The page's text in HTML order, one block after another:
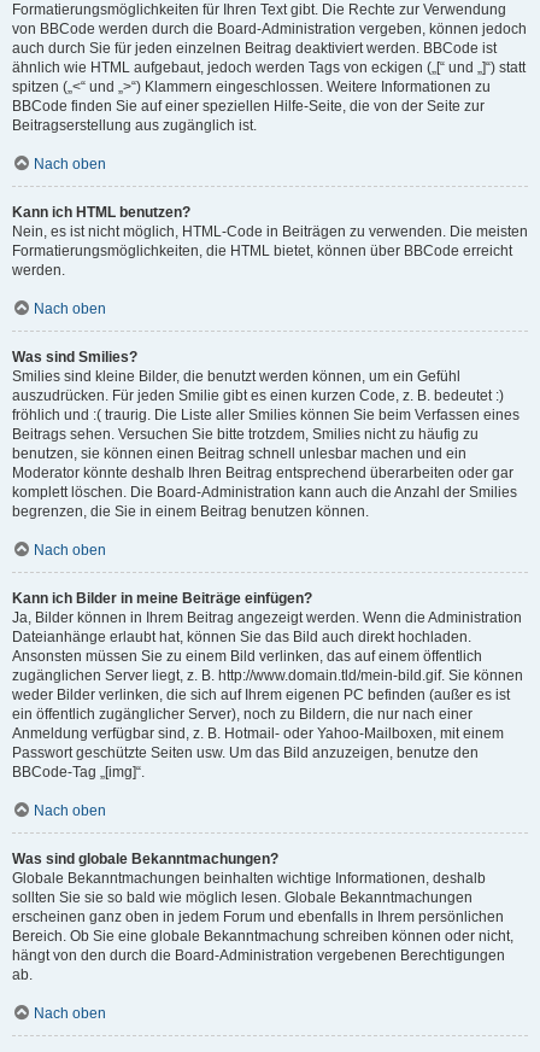
Formatierungsmöglichkeiten für Ihren Text gibt. Die Rechte zur Verwendung
von BBCode werden durch die Board-Administration vergeben, können jedoch
auch durch Sie für jeden einzelnen Beitrag deaktiviert werden. BBCode ist
ähnlich wie HTML aufgebaut, jedoch werden Tags von eckigen („[“ und „]“) statt
spitzen („<“ und „>“) Klammern eingeschlossen. Weitere Informationen zu
BBCode finden Sie auf einer speziellen Hilfe-Seite, die von der Seite zur
Beitragserstellung aus zugänglich ist.
Nach oben
Kann ich HTML benutzen?
Nein, es ist nicht möglich, HTML-Code in Beiträgen zu verwenden. Die meisten
Formatierungsmöglichkeiten, die HTML bietet, können über BBCode erreicht
werden.
Nach oben
Was sind Smilies?
Smilies sind kleine Bilder, die benutzt werden können, um ein Gefühl
auszudrücken. Für jeden Smilie gibt es einen kurzen Code, z. B. bedeutet :)
fröhlich und :( traurig. Die Liste aller Smilies können Sie beim Verfassen eines
Beitrags sehen. Versuchen Sie bitte trotzdem, Smilies nicht zu häufig zu
benutzen, sie können einen Beitrag schnell unlesbar machen und ein
Moderator könnte deshalb Ihren Beitrag entsprechend überarbeiten oder gar
komplett löschen. Die Board-Administration kann auch die Anzahl der Smilies
begrenzen, die Sie in einem Beitrag benutzen können.
Nach oben
Kann ich Bilder in meine Beiträge einfügen?
Ja, Bilder können in Ihrem Beitrag angezeigt werden. Wenn die Administration
Dateianhänge erlaubt hat, können Sie das Bild auch direkt hochladen.
Ansonsten müssen Sie zu einem Bild verlinken, das auf einem öffentlich
zugänglichen Server liegt, z. B. http://www.domain.tld/mein-bild.gif. Sie können
weder Bilder verlinken, die sich auf Ihrem eigenen PC befinden (außer es ist
ein öffentlich zugänglicher Server), noch zu Bildern, die nur nach einer
Anmeldung verfügbar sind, z. B. Hotmail- oder Yahoo-Mailboxen, mit einem
Passwort geschützte Seiten usw. Um das Bild anzuzeigen, benutze den
BBCode-Tag „[img]“.
Nach oben
Was sind globale Bekanntmachungen?
Globale Bekanntmachungen beinhalten wichtige Informationen, deshalb
sollten Sie sie so bald wie möglich lesen. Globale Bekanntmachungen
erscheinen ganz oben in jedem Forum und ebenfalls in Ihrem persönlichen
Bereich. Ob Sie eine globale Bekanntmachung schreiben können oder nicht,
hängt von den durch die Board-Administration vergebenen Berechtigungen
ab.
Nach oben